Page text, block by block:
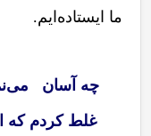
ما ایستادهایم.
چه آسان
غلط کردم که